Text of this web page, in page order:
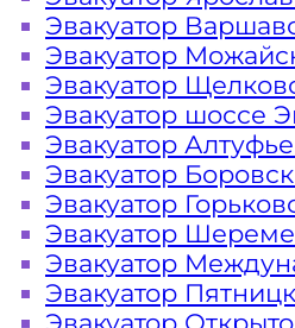
легковых
Эвакуатор
Эвакуатор
Эвакуатор
Эвакуатор шоссе
Эвакуатор
Эвакуатор
Эвакуатор
Эвакуатор
Эвакуатор
Эвакуатор